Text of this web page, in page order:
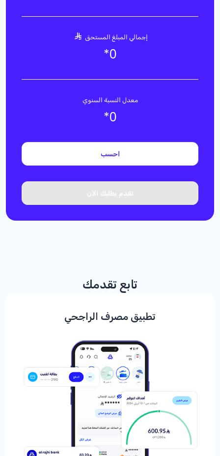
إجمالي المبلغ المستحق
0
*
معدل النسبة السنوي
0
*
احسب
تقدم بطلبك الآن
تابع تقدمك
تطبيق مصرف الراجحي